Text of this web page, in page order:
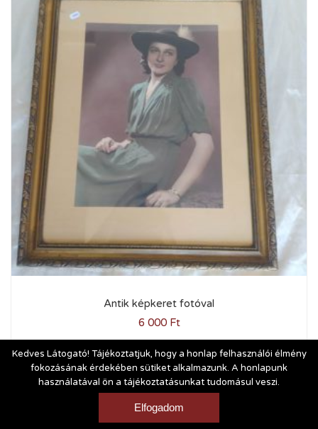
Antik képkeret fotóval
6 000 Ft
Vásárlási és szállítási feltételek|Impresszum
Kedves Látogató! Tájékoztatjuk, hogy a honlap felhasználói élmény
fokozásának érdekében sütiket alkalmazunk. A honlapunk
használatával ön a tájékoztatásunkat tudomásul veszi.
Elfogadom